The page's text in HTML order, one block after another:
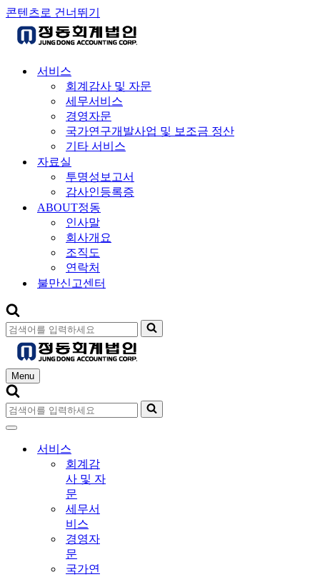
콘텐츠로 건너뛰기
서비스
회계감사 및 자문
세무서비스
경영자문
국가연구개발사업 및 보조금 정산
기타 서비스
자료실
투명성보고서
감사인등록증
ABOUT정동
인사말
회사개요
조직도
연락처
불만신고센터
Menu
서비스
회계감
사 및 자
문
세무서
비스
경영자
문
국가연